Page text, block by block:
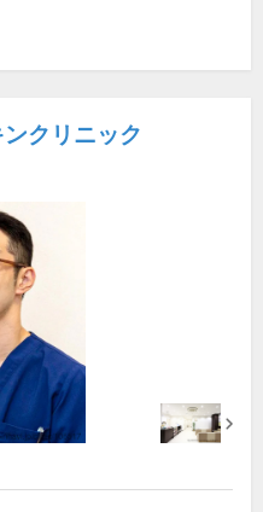
クリニック